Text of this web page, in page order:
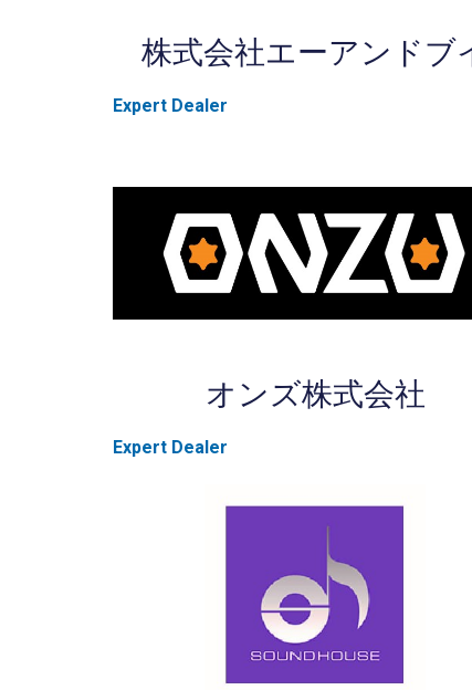
株式会社エーアンドブ
Expert Dealer
オンズ株式会社
Expert Dealer